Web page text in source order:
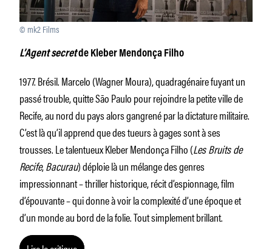
© mk2 Films
L’Agent secretde Kleber Mendonça Filho
1977. Brésil. Marcelo (Wagner Moura), quadragénaire fuyant un
passé trouble, quitte São Paulo pour rejoindre la petite ville de
Recife, au nord du pays alors gangrené par la dictature militaire.
C’est là qu’il apprend que des tueurs à gages sont à ses
trousses. Le talentueux Kleber Mendonça Filho (Les Bruits de
Recife,Bacurau) déploie là un mélange des genres
impressionnant – thriller historique, récit d’espionnage, film
d’épouvante – qui donne à voir la complexité d’une époque et
d’un monde au bord de la folie. Tout simplement brillant.